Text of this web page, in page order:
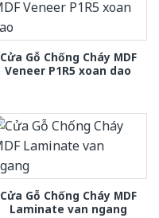
Cửa Gỗ Chống Cháy MDF
Veneer P1R5 xoan dao
Cửa Gỗ Chống Cháy MDF
Laminate van ngang